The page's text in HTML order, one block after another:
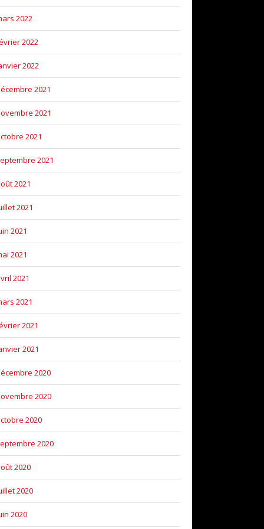
2022
2022
2022
2021
2021
2021
2021
2021
2021
2021
2021
2021
2021
2021
2021
2020
2020
2020
2020
2020
2020
2020